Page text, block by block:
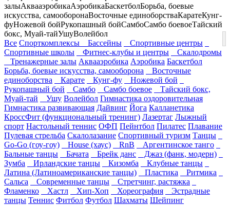
залыАквааэробикаАэробикаБаскетболБорьба, боевые
искусства, самооборонаВосточные единоборстваКаратеКунг-
фуНожевой бойРукопашный бойСамбоСамбо боевоеТайский
бокс, Муай-тайУшуВолейбол
Все Спорткомплексы Бассейны
Спортивные центры
Спортивные школы
Фитнес-клубы и центры
Скалодромы
Тренажерные залы Аквааэробика Аэробика Баскетбол
Борьба, боевые искусства, самооборона
Восточные
единоборства
Карате Кунг-фу
Ножевой бой
Рукопашный бой
Самбо Самбо боевое
Тайский бокс,
Муай-тай
Ушу Волейбол Гимнастика оздоровительная
Гимнастика развивающая Дайвинг Йога Калланетика
КроссФит (функциональный тренинг) Лазертаг Лыжный
спорт Настольный теннис ОФП Пейнтбол Пилатес Плавание
Пулевая стрельба Скалолазание Спортивный туризм Танцы
Go-Go (гоу-гоу)
House (хаус) RnB
Аргентинское танго
Бальные танцы
Бачата Брейк данс
Джаз (фанк, модерн)
Зумба
Ирландские танцы Кизомба
Клубные танцы
Латина (Латиноамериканские танцы)
Пластика
Ритмика
Сальса
Современные танцы
Стретчинг, растяжка
Фламенко
Хастл Хип-Хоп Хореография
Эстрадные
танцы Теннис Фитбол Футбол Шахматы Шейпинг